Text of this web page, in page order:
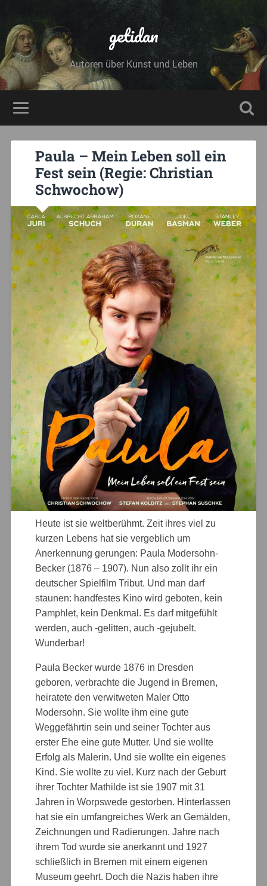
getidan
Autoren über Kunst und Leben
Paula – Mein Leben soll ein
Fest sein (Regie: Christian
Schwochow)
Heute ist sie weltberühmt. Zeit ihres viel zu
kurzen Lebens hat sie vergeblich um
Anerkennung gerungen: Paula Modersohn-
Becker (1876 – 1907). Nun also zollt ihr ein
deutscher Spielfilm Tribut. Und man darf
staunen: handfestes Kino wird geboten, kein
Pamphlet, kein Denkmal. Es darf mitgefühlt
werden, auch -gelitten, auch -gejubelt.
Wunderbar!
Paula Becker wurde 1876 in Dresden
geboren, verbrachte die Jugend in Bremen,
heiratete den verwitweten Maler Otto
Modersohn. Sie wollte ihm eine gute
Weggefährtin sein und seiner Tochter aus
erster Ehe eine gute Mutter. Und sie wollte
Erfolg als Malerin. Und sie wollte ein eigenes
Kind. Sie wollte zu viel. Kurz nach der Geburt
ihrer Tochter Mathilde ist sie 1907 mit 31
Jahren in Worpswede gestorben. Hinterlassen
hat sie ein umfangreiches Werk an Gemälden,
Zeichnungen und Radierungen. Jahre nach
ihrem Tod wurde sie anerkannt und 1927
schließlich in Bremen mit einem eigenen
Museum geehrt. Doch die Nazis haben ihre